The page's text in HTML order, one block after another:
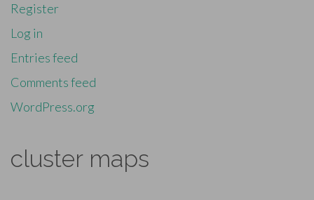
Register
Log in
Entries feed
Comments feed
WordPress.org
cluster maps